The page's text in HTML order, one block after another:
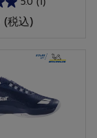
(税込)